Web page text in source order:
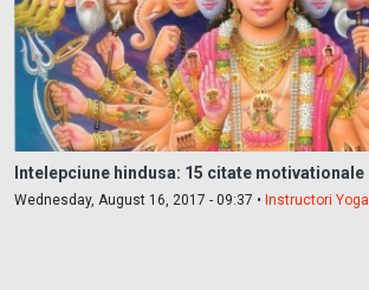
Intelepciune hindusa: 15 citate motivationale
Wednesday, August 16, 2017 - 09:37 • Instructori Yoga